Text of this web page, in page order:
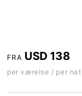
FRA USD 138
per værelse / per nat